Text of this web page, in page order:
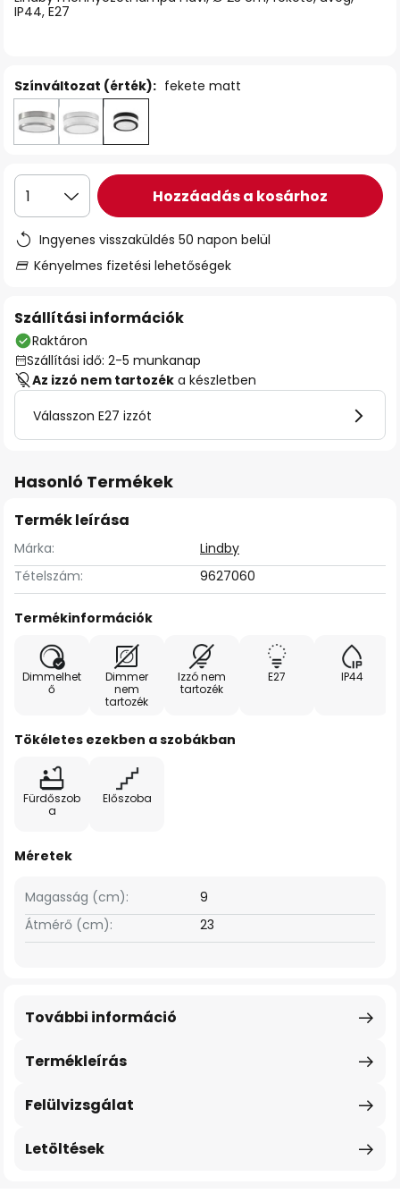
IP44, E27
Színváltozat (érték): fekete matt
1 Hozzáadás a kosárhoz
Ingyenes visszaküldés 50 napon belül
Kényelmes fizetési lehetőségek
Szállítási információk
Raktáron
Szállítási idő: 2-5 munkanap
Az izzó nem tartozék a készletben
Válasszon E27 izzót
Hasonló Termékek
Termék leírása
Márka:
Lindby
Tételszám:
9627060
Termékinformációk
Dimmelhet
ő
Dimmer
nem
tartozék
Izzó nem
tartozék
E27 IP44
Tökéletes ezekben a szobákban
Fürdőszob
a
Előszoba
Méretek
Magasság (cm):
9
Átmérő (cm):
23
Termékleírás
További információ
Felülvizsgálat
Letöltések